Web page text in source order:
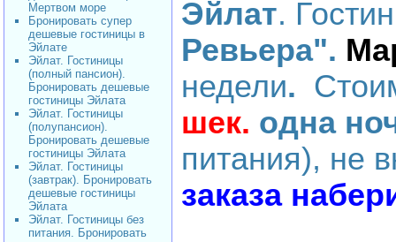
Мертвом море
Бронировать супер
дешевые гостиницы в
Эйлате
Эйлат. Гостиницы
(полный пансион).
Бронировать дешевые
гостиницы Эйлата
Эйлат. Гостиницы
(полупансион).
Бронировать дешевые
гостиницы Эйлата
Эйлат. Гостиницы
(завтрак). Бронировать
дешевые гостиницы
Эйлата
Эйлат. Гостиницы без
питания. Бронировать
Эйлат.
Ревьера".
недели.
шек. одна
питания), не
заказа